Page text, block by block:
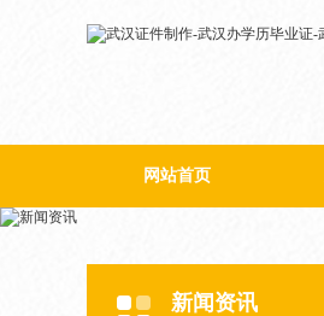
网站首页
新闻资讯